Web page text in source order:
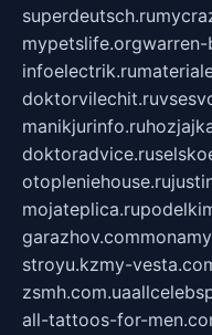
superdeutsch.ru
mypetslife.org
infoelectrik.ru
doktorvilechit.ru
manikjurinfo.ru
doktoradvice.ru
otopleniehouse.ru
mojateplica.ru
garazhov.com
stroyu.kzmy-
zsmh.com.ua
all-tattoos-for-